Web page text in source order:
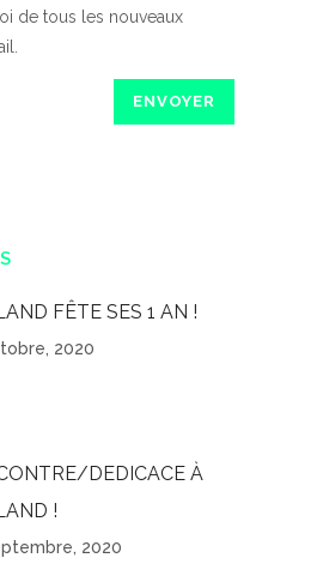
de tous les nouveaux
FÊTE SES 1 AN !
2020
DEDICACE À
!
2020